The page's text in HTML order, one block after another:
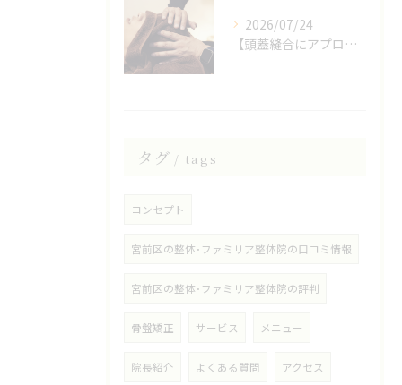
2026/07/24
【頭蓋縫合にアプローチしたヘッドスパ】
タグ tags
コンセプト
宮前区の整体･ファミリア整体院の口コミ情報
宮前区の整体･ファミリア整体院の評判
骨盤矯正 サービス メニュー
院長紹介 よくある質問 アクセス